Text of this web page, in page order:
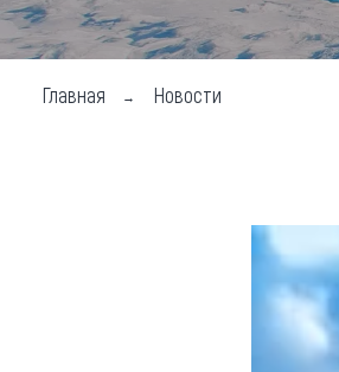
Главная Новости